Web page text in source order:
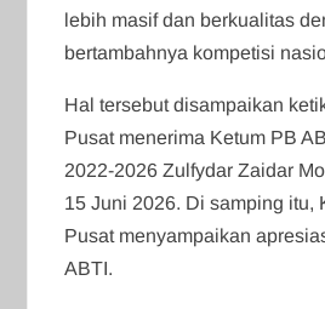
lebih masif dan berkualitas
bertambahnya kompetisi
Hal tersebut disampaikan
Pusat menerima Ketum PB
2022-2026 Zulfydar Zaidar
15 Juni 2026. Di samping itu,
Pusat menyampaikan
ABTI.